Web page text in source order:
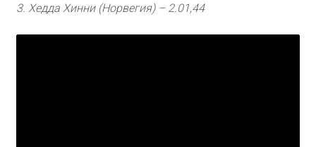
3. Хедда Хинни (Норвегия) – 2.01,44